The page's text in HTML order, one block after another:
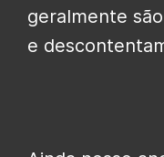
geralmente
e